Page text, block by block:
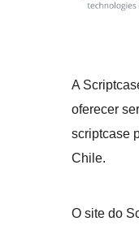
A
oferecer
scriptcase
Chile.
O site do